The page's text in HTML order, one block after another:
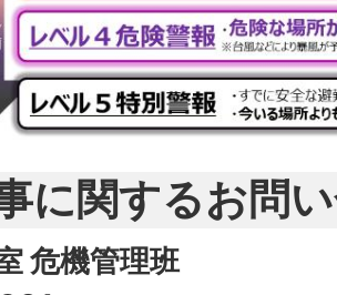
に関するお問
危機管理班